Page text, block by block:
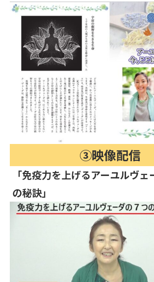
③映像配信
「免疫力を上げるアーユルヴェ
の秘訣」